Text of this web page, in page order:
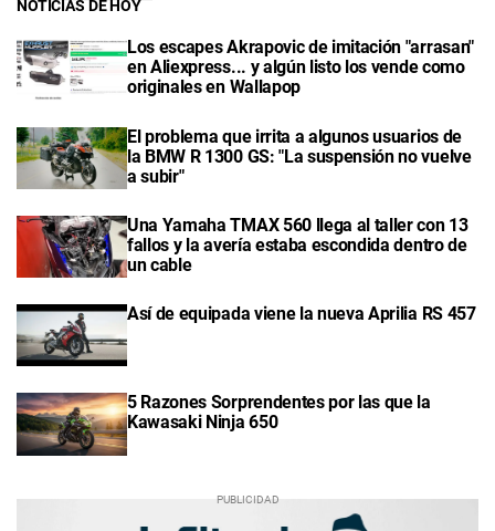
NOTICIAS DE HOY
Los escapes Akrapovic de imitación "arrasan"
en Aliexpress... y algún listo los vende como
originales en Wallapop
El problema que irrita a algunos usuarios de
la BMW R 1300 GS: "La suspensión no vuelve
a subir"
Una Yamaha TMAX 560 llega al taller con 13
fallos y la avería estaba escondida dentro de
un cable
Así de equipada viene la nueva Aprilia RS 457
5 Razones Sorprendentes por las que la
Kawasaki Ninja 650